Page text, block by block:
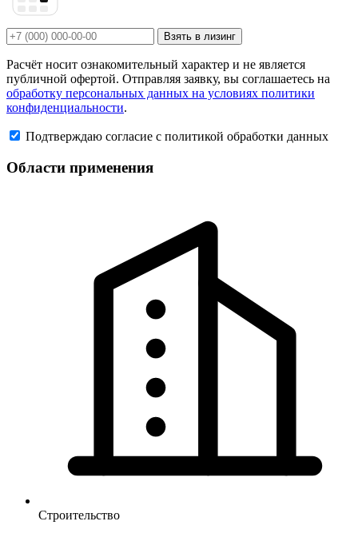
Взять в лизинг
Расчёт носит ознакомительный характер и не является
публичной офертой. Отправляя заявку, вы соглашаетесь на
обработку персональных данных на условиях политики
конфиденциальности.
Подтверждаю согласие с политикой обработки данных
Области применения
Строительство